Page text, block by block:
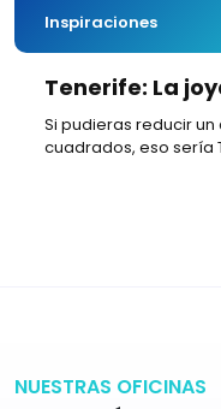
Inspiraciones
Tenerife: La
Si pudieras reducir
cuadrados, eso sería
NUESTRAS OFICINAS